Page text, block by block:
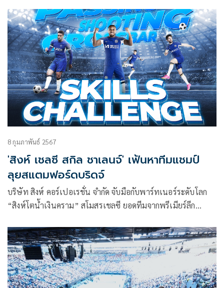
เป็นออฟฟิศเชียล เบียร์ พาร์ทเนอร์ (Official Beer Partner)
ล่าสุด “สิงห์” สร้างประสบการณ์กอล์ฟทัวร์นาเม้นต์ระดับโลก
จัดการแข่งขัน “สิงห์ ไทยแลนด์ ชาเลนจ์” เฟ้นหายอดฝีมือคน
ไทยร่วมชมแบบติดขอบสนาม และพาไปออกรอบถึงสนามรอยัล
ทรูน ประเทศสกอตแลนด์ ซึ่งเป็นสนามแข่งขันในปี 2024
8 กุมภาพันธ์ 2567
'สิงห์ เชลซี สกิล ชาเลนจ์' เฟ้นหาทีมแชมป์
ลุยสแตมฟอร์ดบริดจ์
บริษัท สิงห์ คอร์เปอเรชั่น จำกัด จับมือกับพาร์ทเนอร์ระดับโลก
“สิงห์โตน้ำเงินคราม” สโมสรเชลซี ยอดทีมจากพรีเมียร์ลีก
จ์” (Singha Chelsea Skills Challenge) ทดสอบ 3 ทักษะ (Skills
Challenge) ทั้ง การส่งบอล (Passing Challenge), การยิงประตู
(Shooting Challenge) และ ยิงชนคาน (Cross Bar Challenge)
เฟ้นหาสุดยอดทีม บินท้าดวลนักฟุตบอลของเชลซี พร้อมเชียร์